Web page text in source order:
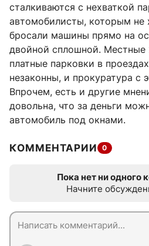
сталкиваются с нехваткой
автомобилисты, которым не
бросали машины прямо на
двойной сплошной. Местные
платные парковки в
незаконны, и прокуратура с
Впрочем, есть и другие
довольна, что за деньги
автомобиль под окнами.
КОММЕНТАРИИ 0
Пока нет ни одного
Начните